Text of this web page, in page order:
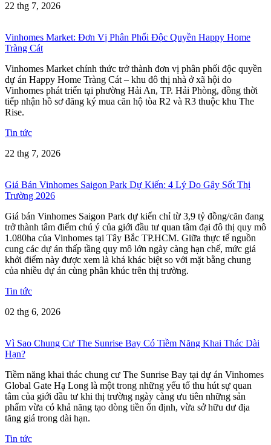
22 thg 7, 2026
Vinhomes Market: Đơn Vị Phân Phối Độc Quyền Happy Home
Tràng Cát
Vinhomes Market chính thức trở thành đơn vị phân phối độc quyền
dự án Happy Home Tràng Cát – khu đô thị nhà ở xã hội do
Vinhomes phát triển tại phường Hải An, TP. Hải Phòng, đồng thời
tiếp nhận hồ sơ đăng ký mua căn hộ tòa R2 và R3 thuộc khu The
Rise.
Tin tức
22 thg 7, 2026
Giá Bán Vinhomes Saigon Park Dự Kiến: 4 Lý Do Gây Sốt Thị
Trường 2026
Giá bán Vinhomes Saigon Park dự kiến chỉ từ 3,9 tỷ đồng/căn đang
trở thành tâm điểm chú ý của giới đầu tư quan tâm đại đô thị quy mô
1.080ha của Vinhomes tại Tây Bắc TP.HCM. Giữa thực tế nguồn
cung các dự án thấp tầng quy mô lớn ngày càng hạn chế, mức giá
khởi điểm này được xem là khá khác biệt so với mặt bằng chung
của nhiều dự án cùng phân khúc trên thị trường.
Tin tức
02 thg 6, 2026
Vì Sao Chung Cư The Sunrise Bay Có Tiềm Năng Khai Thác Dài
Hạn?
Tiềm năng khai thác chung cư The Sunrise Bay tại dự án Vinhomes
Global Gate Hạ Long là một trong những yếu tố thu hút sự quan
tâm của giới đầu tư khi thị trường ngày càng ưu tiên những sản
phẩm vừa có khả năng tạo dòng tiền ổn định, vừa sở hữu dư địa
tăng giá trong dài hạn.
Tin tức